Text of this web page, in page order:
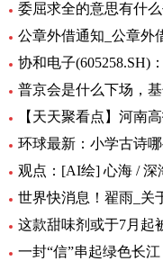
委屈求全的意思有什
公章外借通知_公章外
观点：[AI绘] 心海 / 深
世界快消息！翟雨_关
一封“信”串起绿色长江